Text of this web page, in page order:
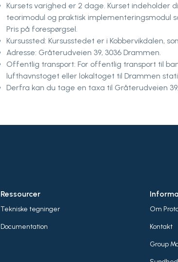
Kursets varighed er 2 dage. Kurset indeholder
teorimodul og praktisk implementeringsmodul
Pris på forespørgsel.
Kursussted: Kursusstedet er i Kobbervikdalen,
Adresse: Gråterudveien 39, 3036 Drammen.
Offentlig transport: For offentlig transport til
lufthavnstoget eller lokaltoget til Drammen
Derfra kan du tage en taxa til Gråterudveien
Ressourcer
Tekniske tegninger
Documentation
Om
Kontakt
Group